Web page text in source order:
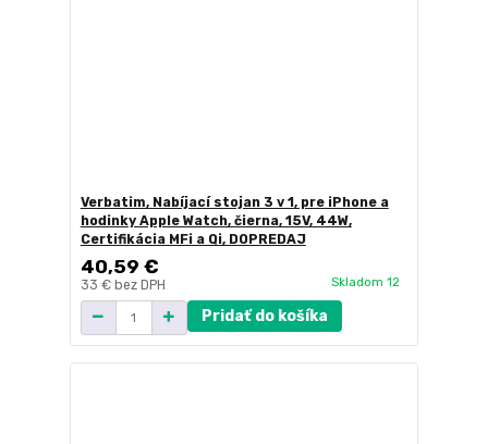
Verbatim, Nabíjací stojan 3 v 1, pre iPhone a
hodinky Apple Watch, čierna, 15V, 44W,
Certifikácia MFi a Qi, DOPREDAJ
40,59 €
33 € bez DPH Skladom 12
Pridať do košíka